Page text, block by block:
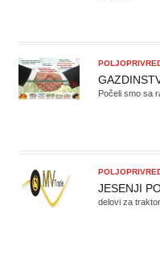
Počeli smo sa
JESENJI
delovi za